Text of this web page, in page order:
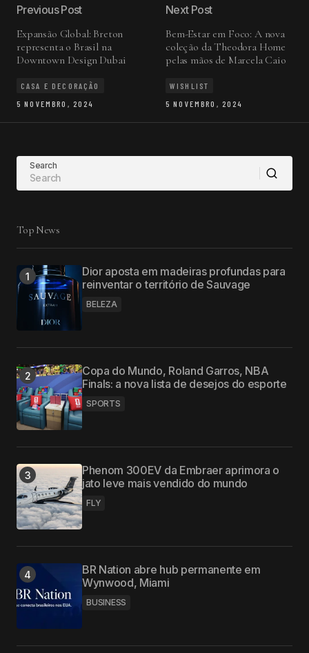
Previous Post
Expansão Global: Breton
representa o Brasil na
Downtown Design Dubai
CASA E DECORAÇÃO
5 NOVEMBRO, 2024
Next Post
Bem-Estar em Foco: A nova
coleção da Theodora Home
pelas mãos de Marcela Caio
WISHLIST
5 NOVEMBRO, 2024
Search
Top News
Dior aposta em madeiras profundas para
reinventar o território de Sauvage
BELEZA
Copa do Mundo, Roland Garros, NBA
Finals: a nova lista de desejos do esporte
SPORTS
Phenom 300EV da Embraer aprimora o
jato leve mais vendido do mundo
FLY
BR Nation abre hub permanente em
Wynwood, Miami
BUSINESS